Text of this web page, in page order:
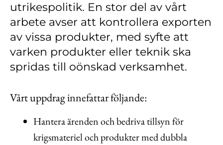
Lediga jobb
Kundwebben
In English
utrikespolitik. En stor del av vårt
arbete avser att kontrollera exporten
av vissa produkter, med syfte att
varken produkter eller teknik ska
spridas till oönskad verksamhet.
Vårt uppdrag innefattar följande:
Hantera ärenden och bedriva tillsyn för
krigsmateriel och produkter med dubbla